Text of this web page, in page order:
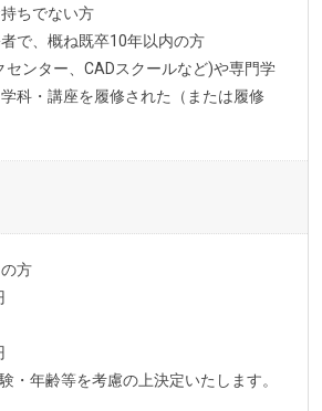
ちでない方
で、概ね既卒10年以内の方
センター、CADスクールなど)や専門学
科・講座を履修された（または履修
方
・年齢等を考慮の上決定いたします。